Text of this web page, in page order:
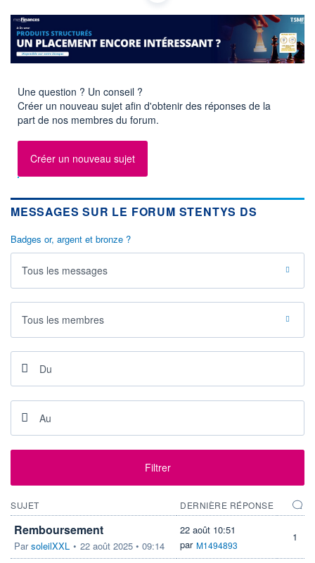
Cotation sur les autres places
OUVERTURE
0,000
CLÔTURE VEILLE
0,000
VOLUME
0
CAPITAL ÉCHANGÉ
BAISSE
RENDEMENT PER ESTIMÉ
DIVIDENDE
0,00 EUR
-
Boursobank
+ ALERTE + PORTEFEUILLE + LISTE
Une question ? Un conseil ?
Créer un nouveau sujet afin d'obtenir des réponses de la
part de nos membres du forum.
Créer un nouveau sujet
MESSAGES SUR LE FORUM STENTYS DS
Badges or, argent et bronze ?
Tous les messages
Tous les membres
Filtrer
SUJET DERNIÈRE RÉPONSE
Remboursement
ParsoleilXXL • 22 août 2025 • 09:14
22 août 10:51
par M1494893
1